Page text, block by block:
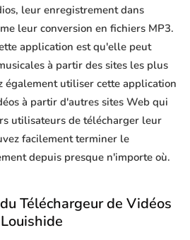
leur enregistrement dans
leur conversion en fichiers MP3.
application est qu'elle peut
à partir des sites les plus
également utiliser cette application
à partir d'autres sites Web qui
utilisateurs de télécharger leur
facilement terminer le
depuis presque n'importe où.
Téléchargeur de Vidéos
Louishide